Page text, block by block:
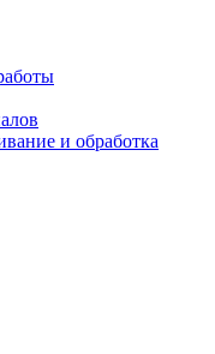
и обработка